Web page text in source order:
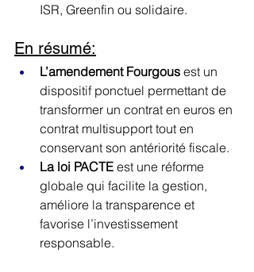
ISR, Greenfin ou solidaire.
En résumé:
L’amendement Fourgous est un
dispositif ponctuel permettant de
transformer un contrat en euros en
contrat multisupport tout en
conservant son antériorité fiscale.
La loi PACTE est une réforme
globale qui facilite la gestion,
améliore la transparence et
favorise l’investissement
responsable.